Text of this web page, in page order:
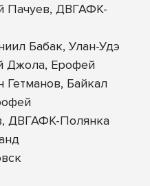
Пачуев, ДВГАФК-
Бабак, Улан-Удэ
Джола, Ерофей
Байкал
ДВГАФК-Полянка